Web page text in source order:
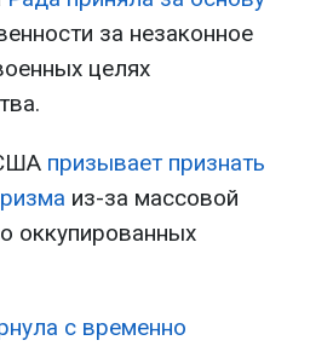
за незаконное
целях
призывает признать
из-за массовой
оккупированных
с временно